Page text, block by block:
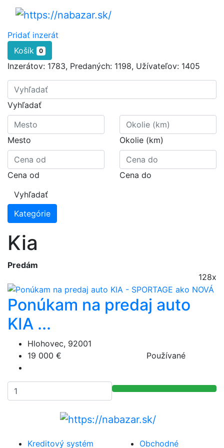
Pridať inzerát
Košík
0
Inzerátov: 1783, Predaných: 1198, Užívateľov: 1405
Vyhľadať
Mesto Okolie (km)
Cena od
Cena do
Vyhľadať
Kategórie
Kia
Predám
128x
Ponúkam na predaj auto
KIA ...
Hlohovec, 92001
19 000 €
Používané
Kreditový systém Obchodné